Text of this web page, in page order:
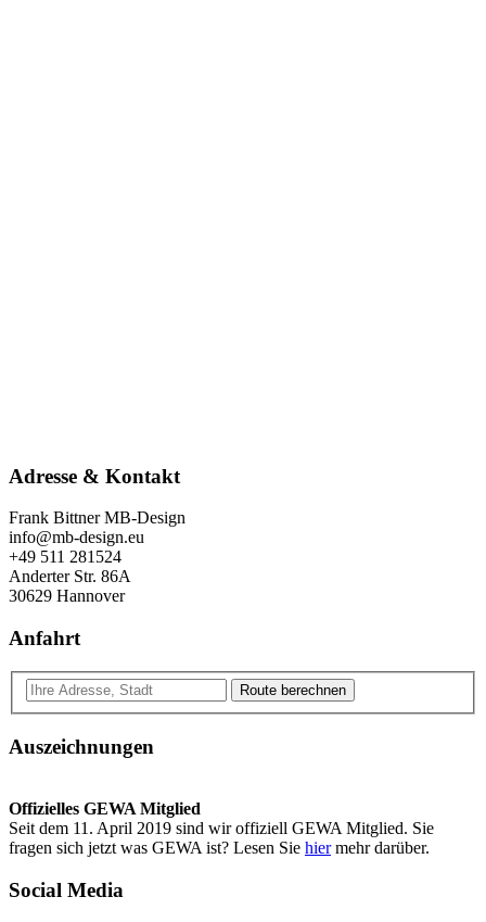
Adresse & Kontakt
Frank Bittner MB-Design
info@mb-design.eu
+49 511 281524
Anderter Str. 86A
30629 Hannover
Anfahrt
Route berechnen
Auszeichnungen
Offizielles GEWA Mitglied
Seit dem 11. April 2019 sind wir offiziell GEWA Mitglied. Sie
fragen sich jetzt was GEWA ist? Lesen Sie hiermehr darüber.
Social Media